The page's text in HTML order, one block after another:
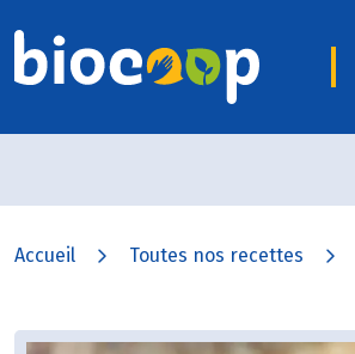
Accueil Toutes nos recettes